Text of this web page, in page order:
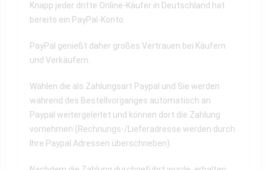
Knapp jeder dritte Online-Käufer in Deutschland hat
bereits ein PayPal-Konto.
PayPal genießt daher großes Vertrauen bei Käufern
und Verkäufern.
Wählen die als Zahlungsart Paypal und Sie werden
während des Bestellvorganges automatisch an
Paypal weitergeleitet und können dort die Zahlung
vornehmen (Rechnungs-/Lieferadresse werden durch
Ihre Paypal Adressen überschrieben).